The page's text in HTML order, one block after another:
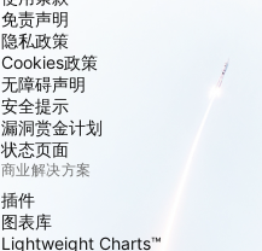
免责声明
隐私政策
Cookies政策
无障碍声明
安全提示
漏洞赏金计划
状态页面
商业解决方案
插件
图表库
Lightweight Charts™